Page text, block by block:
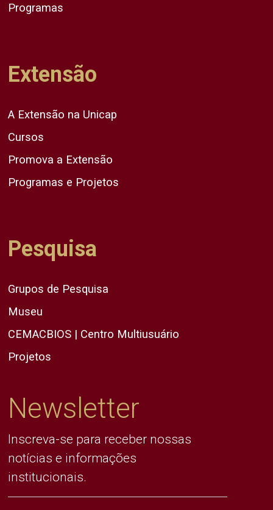
Programas
Extensão
A Extensão na Unicap
Cursos
Promova a Extensão
Programas e Projetos
Pesquisa
Grupos de Pesquisa
Museu
CEMACBIOS | Centro Multiusuário
Projetos
Newsletter
Inscreva-se para receber nossas
notícias e informações
institucionais.